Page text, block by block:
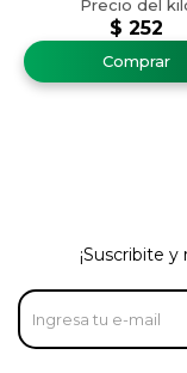
$ 252
¡Suscribite